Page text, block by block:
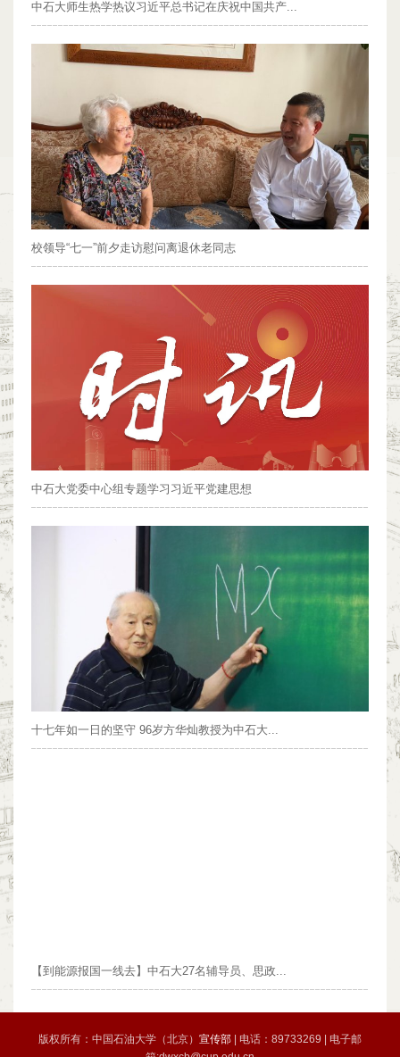
中石大师生热学热议习近平总书记在庆祝中国共产...
校领导“七一”前夕走访慰问离退休老同志
中石大党委中心组专题学习习近平党建思想
十七年如一日的坚守 96岁方华灿教授为中石大...
【到能源报国一线去】中石大27名辅导员、思政...
版权所有：中国石油大学（北京） 宣传部 | 电话：89733269 | 电子邮